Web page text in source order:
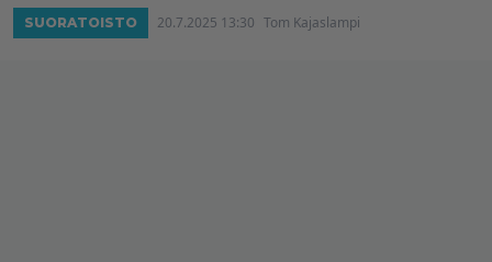
SUORATOISTO 20.7.2025 13:30 Tom Kajaslampi